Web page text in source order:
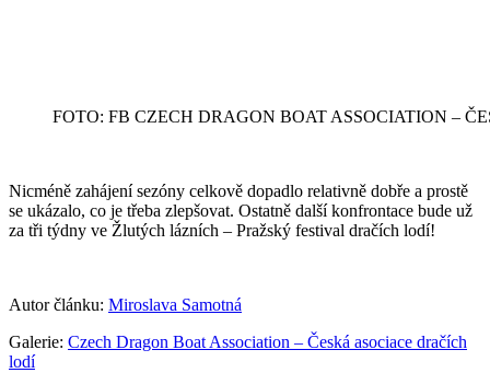
FOTO: FB CZECH DRAGON BOAT ASSOCIATION –
Nicméně zahájení sezóny celkově dopadlo relativně dobře a prostě
se ukázalo, co je třeba zlepšovat. Ostatně další konfrontace bude už
za tři týdny ve Žlutých lázních – Pražský festival dračích lodí!
Autor článku: Miroslava Samotná
Galerie: Czech Dragon Boat Association – Česká asociace dračích
lodí